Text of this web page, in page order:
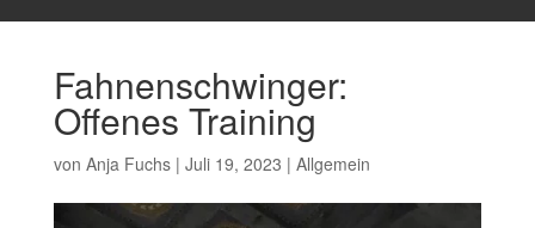
Fahnenschwinger:
Offenes Training
von Anja Fuchs| Juli 19, 2023 | Allgemein